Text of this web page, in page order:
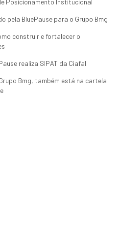
pela BluePause para o Grupo Bmg
construir e fortalecer o
realiza SIPAT da Ciafal
Bmg, também está na cartela